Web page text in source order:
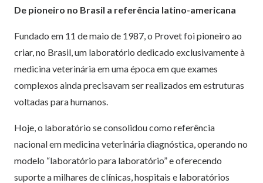
De pioneiro no Brasil a referência latino-americana
Fundado em 11 de maio de 1987, o Provet foi pioneiro ao
criar, no Brasil, um laboratório dedicado exclusivamente à
medicina veterinária em uma época em que exames
complexos ainda precisavam ser realizados em estruturas
voltadas para humanos.
Hoje, o laboratório se consolidou como referência
nacional em medicina veterinária diagnóstica, operando no
modelo “laboratório para laboratório” e oferecendo
suporte a milhares de clínicas, hospitais e laboratórios